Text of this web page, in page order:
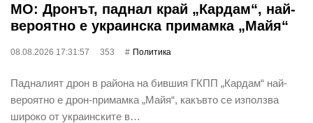
МО: Дронът, паднал край „Кардам“, най-
вероятно е украинска примамка „Майя“
08.08.2026 17:31:57 353 Политика
Падналият дрон в района на бившия ГКПП „Кардам“ най-
вероятно е дрон-примамка „Майя“, какъвто се използва
широко от украинските в…